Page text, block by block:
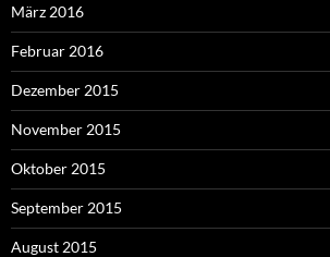
März 2016
Februar 2016
Dezember 2015
November 2015
Oktober 2015
September 2015
August 2015